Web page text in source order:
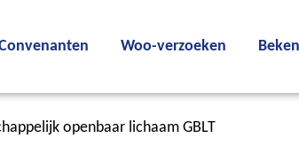
Woo-verzoeken
openbaar lichaam GBLT